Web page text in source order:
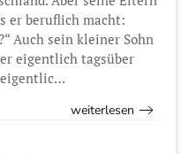
er beruflich macht:
Auch sein kleiner Sohn
eigentlich tagsüber
eigentlic…
weiterlesen